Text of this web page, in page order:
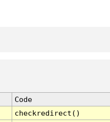
Code
checkredirect()